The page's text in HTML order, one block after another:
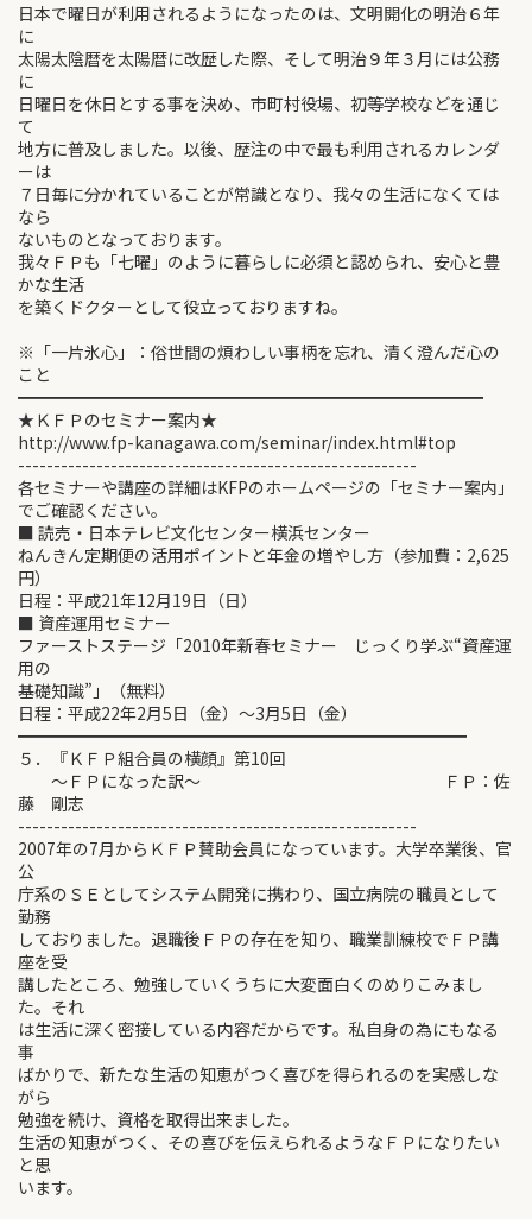
日本で曜日が利用されるようになったのは、文明開化の明治６年
に
太陽太陰暦を太陽暦に改歴した際、そして明治９年３月には公務
に
日曜日を休日とする事を決め、市町村役場、初等学校などを通じ
て
地方に普及しました。以後、歴注の中で最も利用されるカレンダ
ーは
７日毎に分かれていることが常識となり、我々の生活になくては
なら
ないものとなっております。
我々ＦＰも「七曜」のように暮らしに必須と認められ、安心と豊
かな生活
を築くドクターとして役立っておりますね。
※「一片氷心」：俗世間の煩わしい事柄を忘れ、清く澄んだ心の
こと
━━━━━━━━━━━━━━━━━━━━━━━━━━━━
★ＫＦＰのセミナー案内★
http://www.fp-kanagawa.com/seminar/index.html#top
--------------------------------------------------------
各セミナーや講座の詳細はKFPのホームページの「セミナー案内」
でご確認ください。
■ 読売・日本テレビ文化センター横浜センター
ねんきん定期便の活用ポイントと年金の増やし方（参加費：2,625
円）
日程：平成21年12月19日（日）
■ 資産運用セミナー
ファーストステージ「2010年新春セミナー じっくり学ぶ“資産運
用の
基礎知識”」（無料）
日程：平成22年2月5日（金）～3月5日（金）
━━━━━━━━━━━━━━━━━━━━━━━━━━━
５．『ＫＦＰ組合員の横顔』第10回
～ＦＰになった訳～ ＦＰ：佐
藤 剛志
--------------------------------------------------------
2007年の7月からＫＦＰ賛助会員になっています。大学卒業後、官
公
庁系のＳＥとしてシステム開発に携わり、国立病院の職員として
勤務
しておりました。退職後ＦＰの存在を知り、職業訓練校でＦＰ講
座を受
講したところ、勉強していくうちに大変面白くのめりこみまし
た。それ
は生活に深く密接している内容だからです。私自身の為にもなる
事
ばかりで、新たな生活の知恵がつく喜びを得られるのを実感しな
がら
勉強を続け、資格を取得出来ました。
生活の知恵がつく、その喜びを伝えられるようなＦＰになりたい
と思
います。